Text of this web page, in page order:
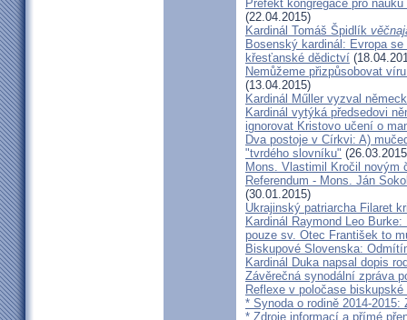
Prefekt kongregace pro
(22.04.2015)
Kardinál Tomáš Špidlík
Bosenský kardinál: Evropa
křesťanské dědictví
Nemůžeme přizpůsobovat
(13.04.2015)
Kardinál Műller vyzval
Kardinál vytýká předsedovi
ignorovat Kristovo učení o
Dva postoje v Církvi: A)
"tvrdého slovníku"
Mons. Vlastimil Kročil novým
Referendum - Mons. Ján
(30.01.2015)
Ukrajinský patriarcha Filaret
Kardinál Raymond Leo
pouze sv. Otec František to
Biskupové Slovenska:
Kardinál Duka napsal dopis
Závěrečná synodální zpráva
Reflexe v poločase
* Synoda o rodině 2014-2015:
* Zdroje informací a přímé